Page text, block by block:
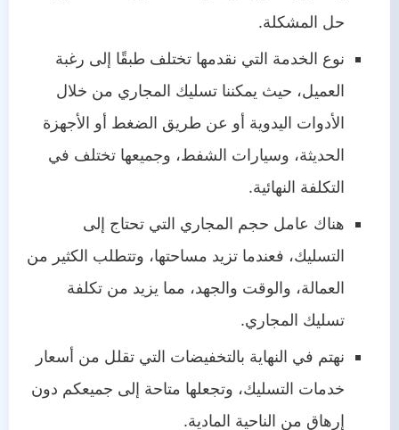
حل المشكلة.
نوع الخدمة التي نقدمها تختلف طبقًا إلى رغبة
العميل، حيث يمكننا تسليك المجاري من خلال
الأدوات اليدوية أو عن طريق الضغط أو الأجهزة
الحديثة، وسيارات الشفط، وجميعها تختلف في
التكلفة النهائية.
هناك عامل حجم المجاري التي تحتاج إلى
التسليك، فعندما تزيد مساحتها، وتتطلب الكثير من
العمالة، والوقت والجهد، مما يزيد من تكلفة
تسليك المجاري.
نهتم في النهاية بالتخفيضات التي تقلل من أسعار
خدمات التسليك، وتجعلها متاحة إلى جميعكم دون
إرهاق من الناحية المادية.